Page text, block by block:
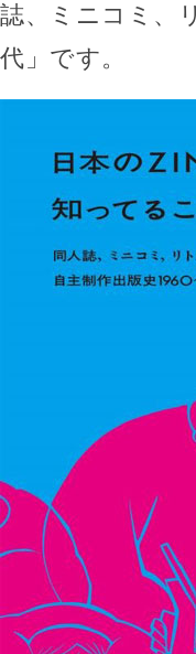
誌、ミニコミ、
代」です。